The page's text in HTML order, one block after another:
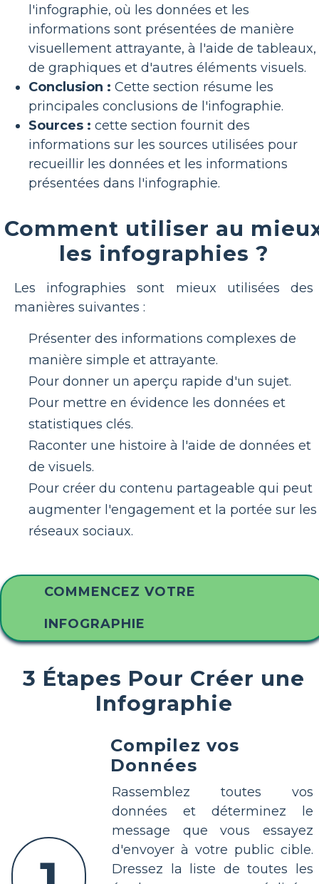
l'infographie, où les données et les
informations sont présentées de manière
visuellement attrayante, à l'aide de tableaux,
de graphiques et d'autres éléments visuels.
Conclusion : Cette section résume les
principales conclusions de l'infographie.
Sources : cette section fournit des
informations sur les sources utilisées pour
recueillir les données et les informations
présentées dans l'infographie.
Comment utiliser au
les infographies ?
Les infographies sont mieux utilisées des
manières suivantes :
Présenter des informations complexes de
manière simple et attrayante.
Pour donner un aperçu rapide d'un sujet.
Pour mettre en évidence les données et
statistiques clés.
Raconter une histoire à l'aide de données et
de visuels.
Pour créer du contenu partageable qui peut
augmenter l'engagement et la portée sur les
réseaux sociaux.
COMMENCEZ VOTRE
INFOGRAPHIE
3 Étapes Pour Créer une
Infographie
Compilez vos
Données
Rassemblez toutes vos
données et déterminez le
message que vous essayez
d'envoyer à votre public cible.
Dressez la liste de toutes les